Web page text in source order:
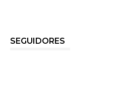
SEGUIDORES